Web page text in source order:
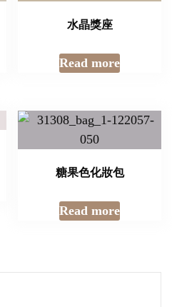
水晶獎座
Read more
糖果色化妝包
Read more